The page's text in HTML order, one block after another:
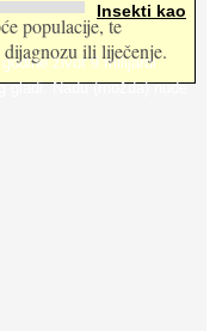
Insekti kao
život 9 milijardi
gladi. Nadu (možda) nude
populacije, te
ili liječenje.